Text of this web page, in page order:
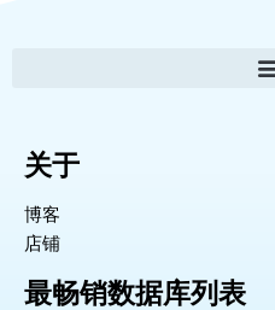
关于
博客
店铺
最畅销数据库列表